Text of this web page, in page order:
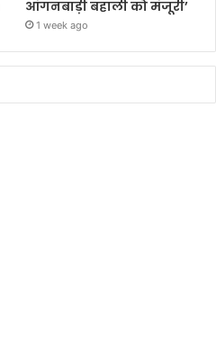
आंगनबाड़ी बहाली को मंजूरी’
1 week ago